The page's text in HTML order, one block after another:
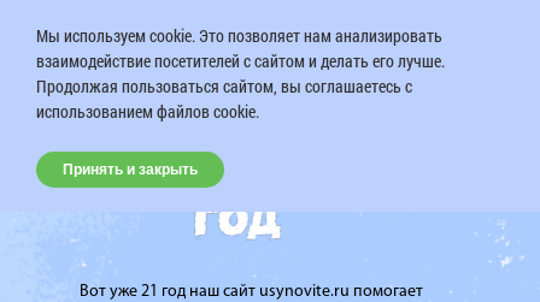
Вот уже 21 год наш сайт usynovite.ru помогает
Мы используем cookie. Это позволяет нам анализировать
взаимодействие посетителей с сайтом и делать его лучше.
Продолжая пользоваться сайтом, вы соглашаетесь с
использованием файлов cookie.
Принять и закрыть